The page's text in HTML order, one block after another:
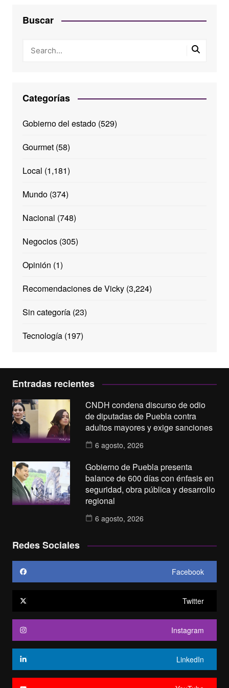
Buscar
Categorías
Gobierno del estado(529)
Gourmet(58)
Local (1,181)
Mundo(374)
Nacional (748)
Negocios(305)
Opinión (1)
Recomendaciones de Vicky(3,224)
Sin categoría(23)
Tecnología(197)
Entradas recientes
CNDH condena discurso de odio
de diputadas de Puebla contra
adultos mayores y exige sanciones
6 agosto, 2026
Gobierno de Puebla presenta
balance de 600 días con énfasis en
seguridad, obra pública y desarrollo
regional
6 agosto, 2026
Redes Sociales
Facebook
Twitter
Instagram
LinkedIn